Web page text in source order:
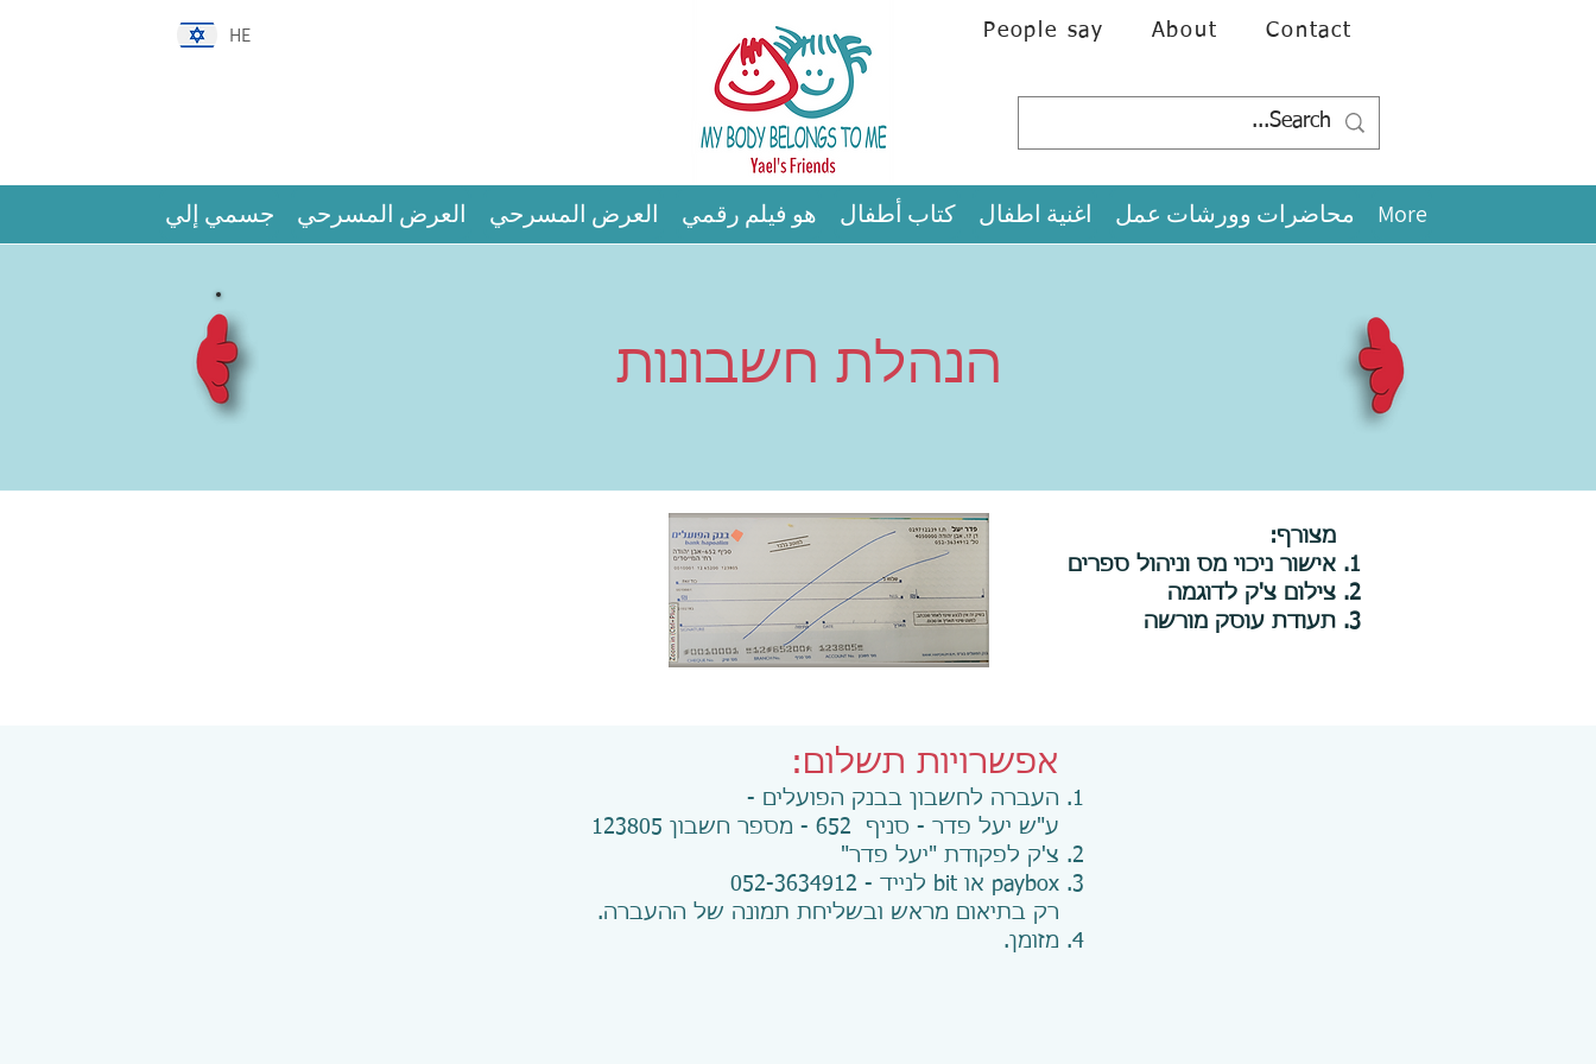
جسمي إلي العرض المسرحي العرض المسرحي هو فيلم رقمي كتاب أطفال اغنية اطفال محاضرات وورشات عمل More
HE People say About Contact
הנהלת חשבונות
מצורף:
אישור ניכוי מס וניהול ספרים
צילום צ'ק לדוגמה
תעודת עוסק מורשה
אפשרויות תשלום:
העברה לחשבון בבנק הפועלים -
ע"ש יעל פדר - סניף 652 - מספר חשבון 123805
צ'ק לפקודת "יעל פדר"
paybox או bit לנייד - 052-3634912
רק בתיאום מראש ובשליחת תמונה של ההעברה.
מזומן.